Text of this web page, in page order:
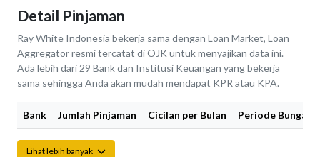
Detail Pinjaman
Ray White Indonesia bekerja sama dengan Loan Market, Loan
Aggregator resmi tercatat di OJK untuk menyajikan data ini.
Ada lebih dari 29 Bank dan Institusi Keuangan yang bekerja
sama sehingga Anda akan mudah mendapat KPR atau KPA.
Bank Jumlah Pinjaman Cicilan per Bulan Periode Bunga
Lihat lebih banyak